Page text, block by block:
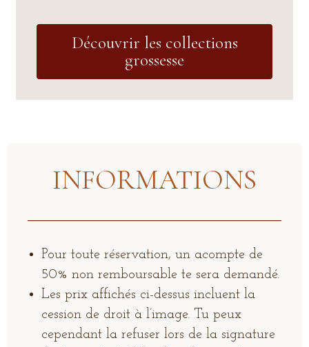
Découvrir les collections
grossesse
INFORMATIONS
Pour toute réservation, un acompte de
50% non remboursable te sera demandé.
Les prix affichés ci-dessus incluent la
cession de droit à l’image. Tu peux
cependant la refuser lors de la signature